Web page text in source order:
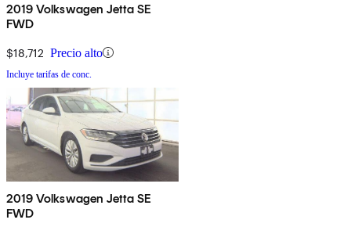
2019 Volkswagen Jetta SE
FWD
$18,712 Precio alto
Incluye tarifas de conc.
2019 Volkswagen Jetta SE
FWD